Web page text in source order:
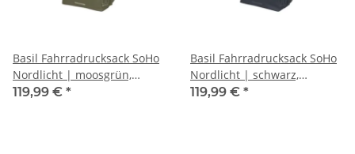
Basil Fahrradrucksack SoHo
Nordlicht | moosgrün,
31x14x37cm, 17ltr
119,99 € *
Basil Fahrradrucksack SoHo
Nordlicht | schwarz,
31x14x37cm, 17ltr
119,99 € *